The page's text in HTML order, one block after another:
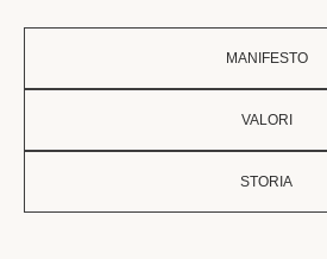
MANIFESTO
VALORI
STORIA